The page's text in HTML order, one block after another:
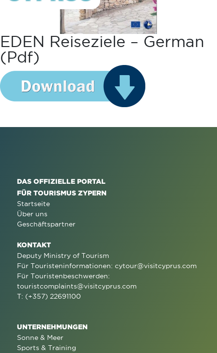
EDEN Reiseziele – German
(pdf)
DAS OFFIZIELLE PORTAL
FÜR TOURISMUS ZYPERN
Startseite
Über uns
Geschäftspartner
KONTAKT
Deputy Ministry of Tourism
Für Touristeninformationen: cytour@visitcyprus.com
Für Touristenbeschwerden:
touristcomplaints@visitcyprus.com
T: (+357) 22691100
UNTERNEHMUNGEN
Sonne & Meer
Sports & Training